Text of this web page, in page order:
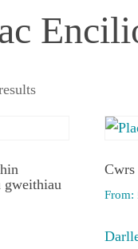
gweithiau
From: